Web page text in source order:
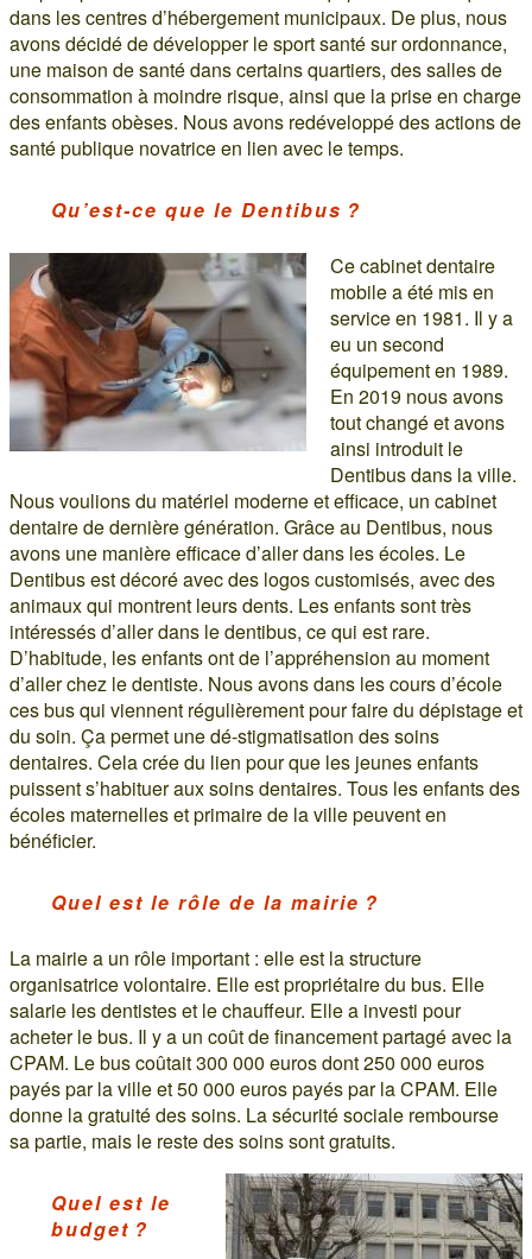
dans les centres d’hébergement municipaux. De plus, nous
avons décidé de développer le sport santé sur ordonnance,
une maison de santé dans certains quartiers, des salles de
consommation à moindre risque, ainsi que la prise en charge
des enfants obèses. Nous avons redéveloppé des actions de
santé publique novatrice en lien avec le temps.
Qu’est-ce que le Dentibus ?
Ce cabinet dentaire
mobile a été mis en
service en 1981. Il y a
eu un second
équipement en 1989.
En 2019 nous avons
tout changé et avons
ainsi introduit le
Dentibus dans la ville.
Nous voulions du matériel moderne et efficace, un cabinet
dentaire de dernière génération. Grâce au Dentibus, nous
avons une manière efficace d’aller dans les écoles. Le
Dentibus est décoré avec des logos customisés, avec des
animaux qui montrent leurs dents. Les enfants sont très
intéressés d’aller dans le dentibus, ce qui est rare.
D’habitude, les enfants ont de l’appréhension au moment
d’aller chez le dentiste. Nous avons dans les cours d’école
ces bus qui viennent régulièrement pour faire du dépistage et
du soin. Ça permet une dé-stigmatisation des soins
dentaires. Cela crée du lien pour que les jeunes enfants
puissent s’habituer aux soins dentaires. Tous les enfants des
écoles maternelles et primaire de la ville peuvent en
bénéficier.
Quel est le rôle de la mairie ?
La mairie a un rôle important : elle est la structure
organisatrice volontaire. Elle est propriétaire du bus. Elle
salarie les dentistes et le chauffeur. Elle a investi pour
acheter le bus. Il y a un coût de financement partagé avec la
CPAM. Le bus coûtait 300 000 euros dont 250 000 euros
payés par la ville et 50 000 euros payés par la CPAM. Elle
donne la gratuité des soins. La sécurité sociale rembourse
sa partie, mais le reste des soins sont gratuits.
Quel est le
budget ?